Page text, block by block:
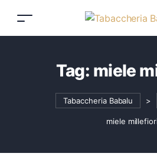
Tag: miele
Tabaccheria Babalu >
miele